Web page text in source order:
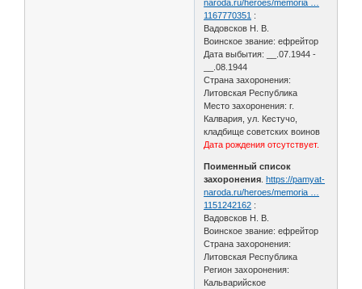
naroda.ru/heroes/memoria …
1167770351 :
Вадовсков Н. В.
Воинское звание: ефрейтор
Дата выбытия: __.07.1944 -
__.08.1944
Страна захоронения:
Литовская Республика
Место захоронения: г.
Калвария, ул. Кестучо,
кладбище советских воинов
Дата рождения отсутствует.
Поименный список
захоронения .https://pamyat-
naroda.ru/heroes/memoria …
1151242162 :
Вадовсков Н. В.
Воинское звание: ефрейтор
Страна захоронения:
Литовская Республика
Регион захоронения:
Кальварийское